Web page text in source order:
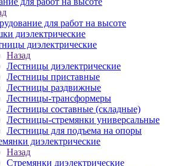
для работ на высоте
диэлектрические
диэлектрические
Назад
Лестницы диэлектрические
Лестницы приставные
Лестницы раздвижные
Лестницы-трансформеры
Лестницы составные (складные)
Лестницы-стремянки универсальные
Лестницы для подъема на опоры
диэлектрические
Назад
Стремянки диэлектрические